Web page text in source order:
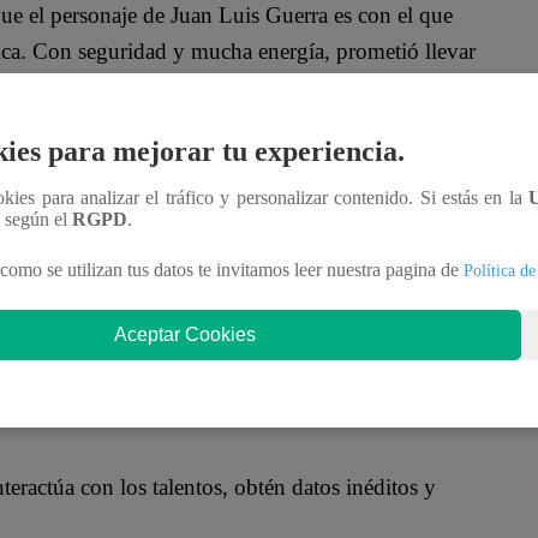
el personaje de Juan Luis Guerra es con el que
Con seguridad y mucha energía, prometió llevar
para la batalla. Contra todo
divertido careo previo junto a la imitadora de
música, sino también mucha personalidad y
con los talentos, obtén datos inéditos y
para mejorar tu experiencia.
para analizar el tráfico y personalizar contenido. Si estás en la
según el RGPD.
se utilizan tus datos te invitamos leer nuestra pagina de Política
Aceptar Cookies